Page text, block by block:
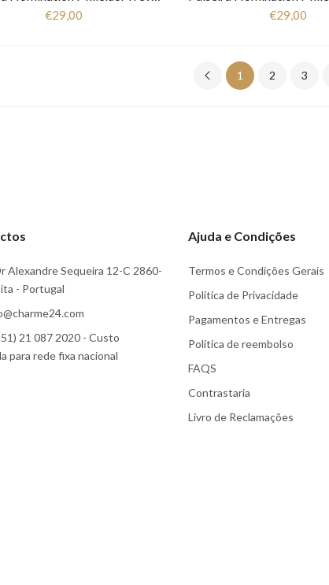
€29,00 €29,00
1 2 3
Alexandre Sequeira 12-C 2860-
- Portugal
21 087 2020 - Custo
para rede fixa nacional
Ajuda e Condições
Termos e Condições Gerais
Politica de Privacidade
Pagamentos e Entregas
Política de reembolso
FAQS
Contrastaria
Livro de Reclamações